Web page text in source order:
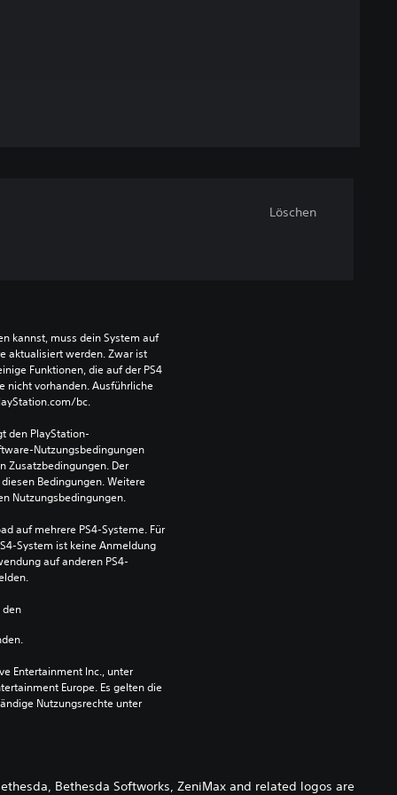
Löschen
kannst, muss dein System auf
aktualisiert werden. Zwar ist
Funktionen, die auf der PS4
nicht vorhanden. Ausführliche
bc.
den PlayStation-
Nutzungsbedingungen
Zusatzbedingungen. Der
Bedingungen. Weitere
Nutzungsbedingungen.
auf mehrere PS4-Systeme. Für
System ist keine Anmeldung
auf anderen PS4-
den
Entertainment Inc., unter
Europe. Es gelten die
Nutzungsrechte unter
Bethesda Softworks, ZeniMax and related logos are